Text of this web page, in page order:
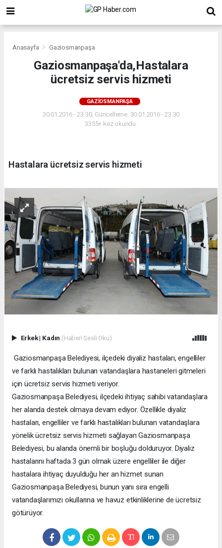
Anasayfa Gaziosmanpaşa
Gaziosmanpaşa'da,Hastalara
ücretsiz servis hizmeti
GAZIOSMANPAŞA
30.01.2016 - 23:30, Güncelleme: 30.01.2016 - 23:30
3355+ kez okundu.
Hastalara ücretsiz servis hizmeti
Erkek| Kadın (Haberi Sesli Oku)
Gaziosmanpaşa Belediyesi, ilçedeki diyaliz hastaları, engelliler
ve farklı hastalıkları bulunan vatandaşlara hastaneleri gitmeleri
için ücretsiz servis hizmeti veriyor.
Gaziosmanpaşa Belediyesi, ilçedeki ihtiyaç sahibi vatandaşlara
her alanda destek olmaya devam ediyor. Özellikle diyaliz
hastaları, engelliler ve farklı hastalıkları bulunan vatandaşlara
yönelik ücretsiz servis hizmeti sağlayan Gaziosmanpaşa
Belediyesi, bu alanda önemli bir boşluğu dolduruyor. Diyaliz
hastalarını haftada 3 gün olmak üzere engelliler ile diğer
hastalara ihtiyaç duyulduğu her an hizmet sunan
Gaziosmanpaşa Belediyesi, bunun yanı sıra engelli
vatandaşlarımızı okullarına ve havuz etkinliklerine de ücretsiz
götürüyor.